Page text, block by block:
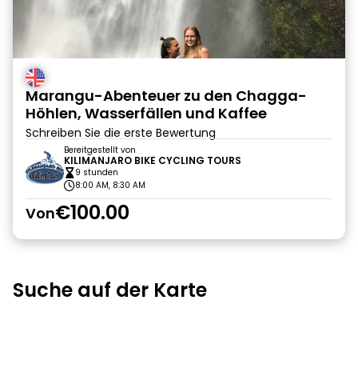
Marangu-Abenteuer zu den Chagga-
Höhlen, Wasserfällen und Kaffee
Schreiben Sie die erste Bewertung
Bereitgestellt von
KILIMANJARO BIKE CYCLING TOURS
9 stunden
8:00 AM, 8:30 AM
Von€100.00
Suche auf der Karte